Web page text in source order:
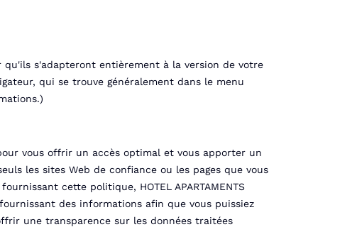
qu'ils s'adapteront entièrement à la version de votre
qui se trouve généralement dans le menu
pour vous offrir un accès optimal et vous apporter un
les sites Web de confiance ou les pages que vous
cette politique, HOTEL APARTAMENTS
des informations afin que vous puissiez
une transparence sur les données traitées